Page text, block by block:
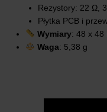
Rezystory: 22 Ω,
Płytka PCB i
Wymiary: 48 x 48
Waga: 5,38 g